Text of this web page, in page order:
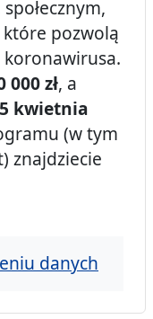
pozwolą
000 zł, a
kwietnia
(w tym
znajdziecie
danych